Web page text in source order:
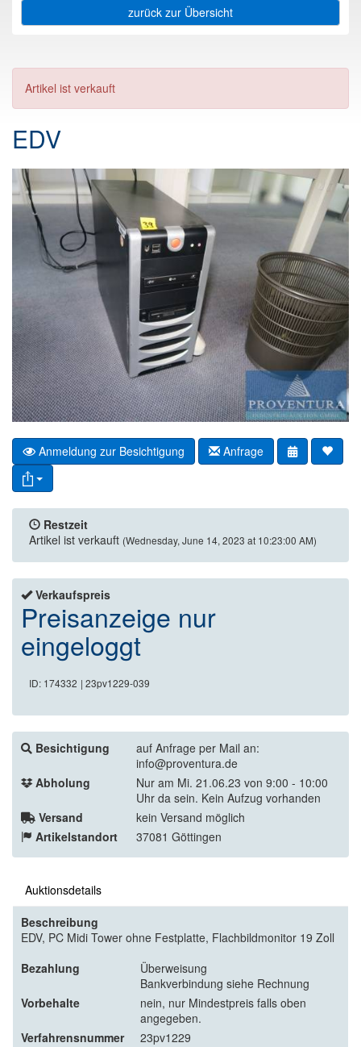
zurück zur Übersicht
Artikel ist verkauft
EDV
Anmeldung zur Besichtigung Anfrage
Restzeit
Artikel ist verkauft (Wednesday, June 14, 2023 at 10:23:00 AM)
Verkaufspreis
Preisanzeige nur
eingeloggt
ID: 174332 | 23pv1229-039
Besichtigung
auf Anfrage per Mail an:
info@proventura.de
Abholung
Nur am Mi. 21.06.23 von 9:00 - 10:00
Uhr da sein. Kein Aufzug vorhanden
Versand
kein Versand möglich
Artikelstandort
37081 Göttingen
Auktionsdetails
Beschreibung
EDV, PC Midi Tower ohne Festplatte, Flachbildmonitor 19 Zoll
Bezahlung
Überweisung
Bankverbindung siehe Rechnung
Vorbehalte
nein, nur Mindestpreis falls oben
angegeben.
Verfahrensnummer
23pv1229